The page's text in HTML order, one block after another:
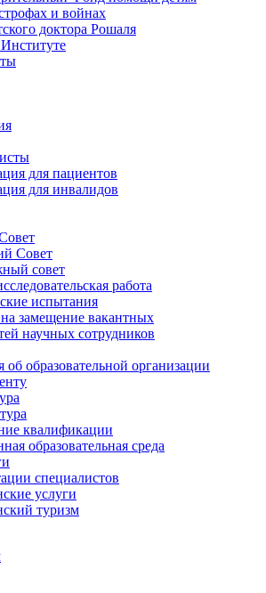
и войнах
доктора Рошаля
для пациентов
для инвалидов
Совет
совет
работа
испытания
замещение вакантных
научных сотрудников
об образовательной организации
квалификации
образовательная среда
специалистов
услуги
туризм